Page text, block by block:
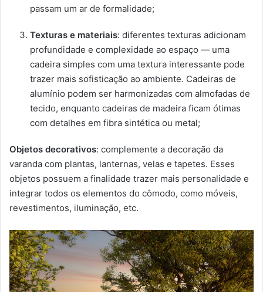
passam um ar de formalidade;
Texturas e materiais: diferentes texturas adicionam
profundidade e complexidade ao espaço — uma
cadeira simples com uma textura interessante pode
trazer mais sofisticação ao ambiente. Cadeiras de
alumínio podem ser harmonizadas com almofadas de
tecido, enquanto cadeiras de madeira ficam ótimas
com detalhes em fibra sintética ou metal;
Objetos decorativos: complemente a decoração da
varanda com plantas, lanternas, velas e tapetes. Esses
objetos possuem a finalidade trazer mais personalidade e
integrar todos os elementos do cômodo, como móveis,
revestimentos, iluminação, etc.